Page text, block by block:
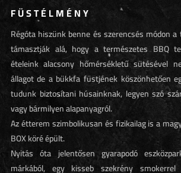
FÜSTÉLMÉNY
Régóta hiszünk benne és szerencsés módon
támasztják alá, hogy a természetes BBQ
ételeink alacsony hőmérsékletű sütésével
állagot de a bükkfa füstjének köszönhetően
tudunk biztosítani húsainknak, legyen szó
vagy bármilyen alapanyagról.
Az étterem szimbolikusan és fizikailag is a
BOX köré épült.
Nyitás óta jelentősen gyarapodó
márkából, egy kisseb szekrény